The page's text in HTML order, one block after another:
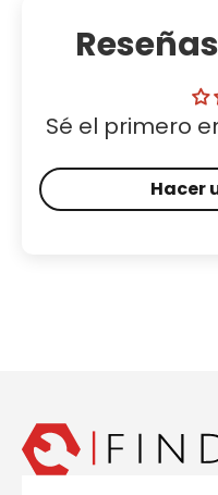
Sé el primero
Hacer